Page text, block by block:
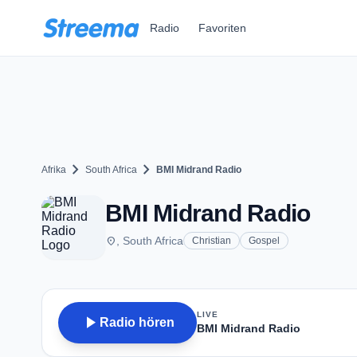
Radio Favoriten
Afrika chevron_right South Africa chevron_right BMI Midrand Radio
BMI Midrand Radio
place , South Africa Christian Gospel
play_arrow Radio hören
LIVE
BMI Midrand Radio